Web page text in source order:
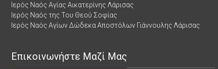
Ιερός Ναός Αγίας Αικατερίνης Λάρισας
Ιερός Ναός της Του Θεού Σοφίας
Ιερός Ναός Αγίων Δώδεκα Αποστόλων Γιάννουλης Λάρισας
Επικοινωνήστε Μαζί Μας